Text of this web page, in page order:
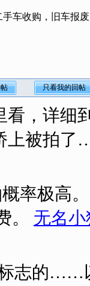
车收购，旧车报
只看我的回帖
看，详细
上被拍
率极高
。
无名小
志的……